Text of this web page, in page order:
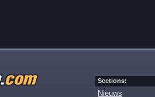
Sections:
Nieuws